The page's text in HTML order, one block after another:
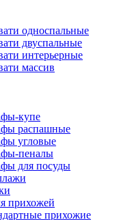
односпальные
двуспальные
интерьерные
массив
купе
распашные
угловые
пеналы
для посуды
прихожей
прихожие